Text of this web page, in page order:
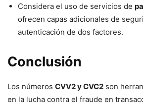
Considera el uso de servicios de
ofrecen capas adicionales de
autenticación de dos factores.
Conclusión
Los números CVV2 y CVC2 son
en la lucha contra el fraude en